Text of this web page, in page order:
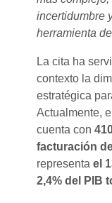
incertidumbre
herramienta
La cita ha
contexto la
estratégica
Actualmente,
cuenta con
facturación
representael
2,4% del PIB